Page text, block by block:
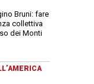
Bruni: fare
collettiva
dei Monti